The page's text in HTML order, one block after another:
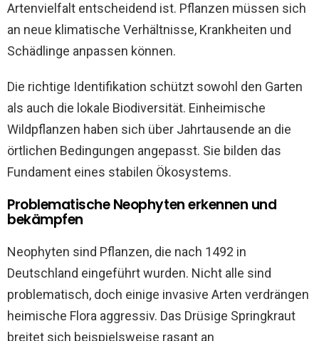
Artenvielfalt entscheidend ist. Pflanzen müssen sich
an neue klimatische Verhältnisse, Krankheiten und
Schädlinge anpassen können.
Die richtige Identifikation schützt sowohl den Garten
als auch die lokale Biodiversität. Einheimische
Wildpflanzen haben sich über Jahrtausende an die
örtlichen Bedingungen angepasst. Sie bilden das
Fundament eines stabilen Ökosystems.
Problematische Neophyten erkennen und
bekämpfen
Neophyten sind Pflanzen, die nach 1492 in
Deutschland eingeführt wurden. Nicht alle sind
problematisch, doch einige invasive Arten verdrängen
heimische Flora aggressiv. Das Drüsige Springkraut
breitet sich beispielsweise rasant an